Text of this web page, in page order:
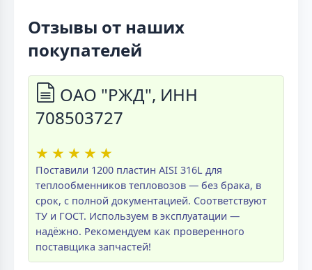
Отзывы от наших
покупателей
ОАО "РЖД", ИНН
708503727
★ ★ ★ ★ ★
Поставили 1200 пластин AISI 316L для
теплообменников тепловозов — без брака, в
срок, с полной документацией. Соответствуют
ТУ и ГОСТ. Используем в эксплуатации —
надёжно. Рекомендуем как проверенного
поставщика запчастей!